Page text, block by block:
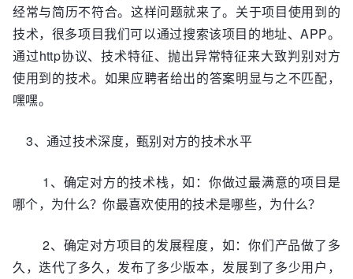
经常与简历不符合。这样问题就来了。关于项目使用到的
技术，很多项目我们可以通过搜索该项目的地址、APP。
通过http协议、技术特征、抛出异常特征来大致判别对方
使用到的技术。如果应聘者给出的答案明显与之不匹配，
嘿嘿。
3、通过技术深度，甄别对方的技术水平
1、确定对方的技术栈，如：你做过最满意的项目是
哪个，为什么？你最喜欢使用的技术是哪些，为什么？
2、确定对方项目的发展程度，如：你们产品做了多
久，迭代了多久，发布了多少版本，发展到了多少用户，